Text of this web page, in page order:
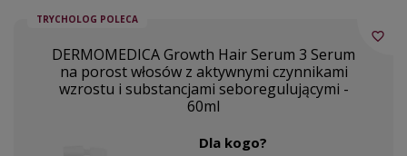
TRYCHOLOG POLECA
DERMOMEDICA Growth Hair Serum 3 Serum
na porost włosów z aktywnymi czynnikami
wzrostu i substancjami seboregulującymi -
60ml
Dla kogo?
favorite_border